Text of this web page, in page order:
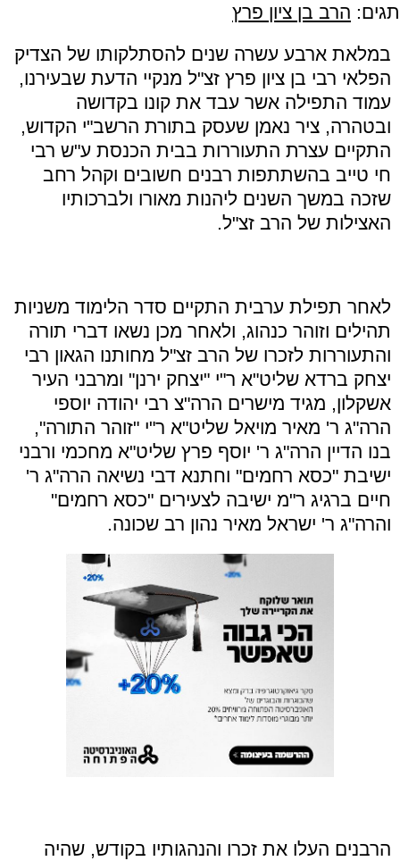
תגים: הרב בן ציון פרץ
במלאת ארבע עשרה שנים להסתלקותו של הצדיק
הפלאי רבי בן ציון פרץ זצ"ל מנקיי הדעת שבעירנו,
עמוד התפילה אשר עבד את קונו בקדושה
ובטהרה, ציר נאמן שעסק בתורת הרשב"י הקדוש,
התקיים עצרת התעוררות בבית הכנסת ע"ש רבי
חי טייב בהשתתפות רבנים חשובים וקהל רחב
שזכה במשך השנים ליהנות מאורו ולברכותיו
האצילות של הרב זצ"ל.
לאחר תפילת ערבית התקיים סדר הלימוד משניות
תהילים וזוהר כנהוג, ולאחר מכן נשאו דברי תורה
והתעוררות לזכרו של הרב זצ"ל מחותנו הגאון רבי
יצחק ברדא שליט"א ר"י "יצחק ירנן" ומרבני העיר
אשקלון, מגיד מישרים הרה"צ רבי יהודה יוספי
הרה"ג ר' מאיר מויאל שליט"א ר"י "זוהר התורה",
בנו הדיין הרה"ג ר' יוסף פרץ שליט"א מחכמי ורבני
ישיבת "כסא רחמים" וחתנא דבי נשיאה הרה"ג ר'
חיים ברגיג ר"מ ישיבה לצעירים "כסא רחמים"
והרה"ג ר' ישראל מאיר נהון רב שכונה.
הרבנים העלו את זכרו והנהגותיו בקודש, שהיה